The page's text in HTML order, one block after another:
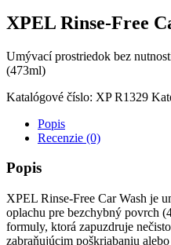
XPEL Rinse-Free
Umývací prostriedok bez
(473ml)
Katalógové číslo: XP R1329
Popis
Recenzie (0)
Popis
XPEL Rinse-Free Car Wash je
oplachu pre bezchybný povrch
formuly, ktorá zapuzdruje
zabraňujúcim poškriabaniu